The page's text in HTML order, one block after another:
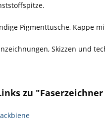
Pigmenttusche, Kappe
Skizzen und
zu "Faserzeichner